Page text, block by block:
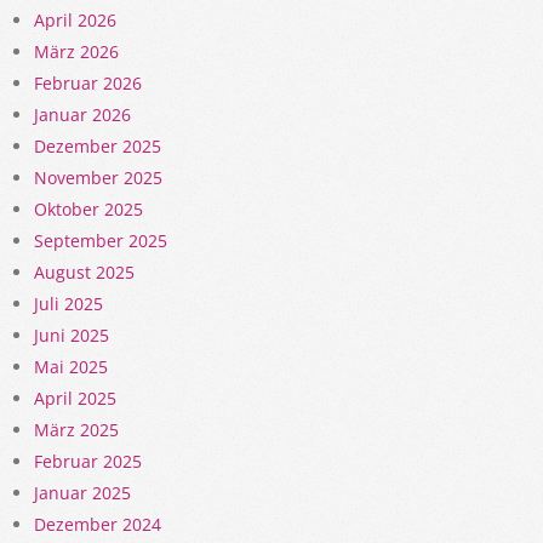
April 2026
März 2026
Februar 2026
Januar 2026
Dezember 2025
November 2025
Oktober 2025
September 2025
August 2025
Juli 2025
Juni 2025
Mai 2025
April 2025
März 2025
Februar 2025
Januar 2025
Dezember 2024